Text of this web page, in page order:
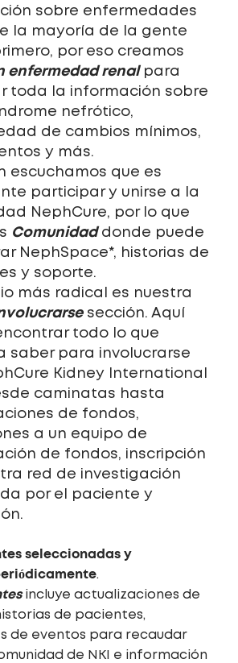
sobre enfermedades
la mayoría de la gente
por eso creamos
enfermedad renalpara
toda la información sobre
nefrótico,
de cambios mínimos,
y más.
escuchamos que es
participar y unirse a la
NephCure, por lo que
Comunidaddonde puede
NephSpace*, historias de
y soporte.
más radical es nuestra
sección. Aquí
todo lo que
saber para involucrarse
Kidney International
caminatas hasta
de fondos,
a un equipo de
de fondos, inscripción
red de investigación
por el paciente y
seleccionadas y
.
incluye actualizaciones de
de pacientes,
de eventos para recaudar
de NKI e información